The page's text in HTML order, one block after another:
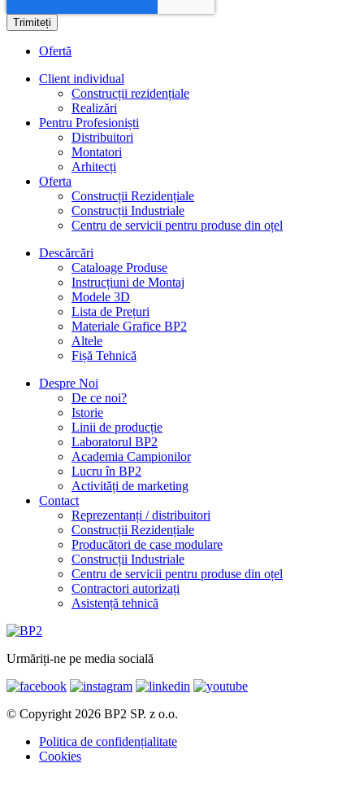
Ofertă
Client individual
Construcții rezidențiale
Realizări
Pentru Profesioniști
Distribuitori
Montatori
Arhitecți
Oferta
Construcții Rezidențiale
Construcții Industriale
Centru de servicii pentru produse din oțel
Descărcări
Cataloage Produse
Instrucțiuni de Montaj
Modele 3D
Lista de Prețuri
Materiale Grafice BP2
Altele
Fișă Tehnică
Despre Noi
De ce noi?
Istorie
Linii de producție
Laboratorul BP2
Academia Campionilor
Lucru în BP2
Activități de marketing
Contact
Reprezentanți / distribuitori
Construcții Rezidențiale
Producători de case modulare
Construcții Industriale
Centru de servicii pentru produse din oțel
Contractori autorizați
Asistență tehnică
Urmăriți-ne pe media socială
© Copyright 2026 BP2 SP. z o.o.
Politica de confidențialitate
Cookies